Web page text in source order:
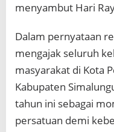
menyambut Hari
Dalam pernyataan
mengajak seluruh
masyarakat di Kota
Kabupaten
tahun ini sebagai
persatuan demi